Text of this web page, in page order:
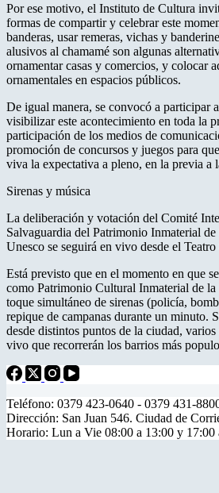
Por ese motivo, el Instituto de Cultura
formas de compartir y celebrar este
banderas, usar remeras, vichas y
alusivos al chamamé son algunas
ornamentar casas y comercios, y colocar
ornamentales en espacios públicos.
De igual manera, se convocó a participar
visibilizar este acontecimiento en toda la
participación de los medios de
promoción de concursos y juegos para
viva la expectativa a pleno, en la previa a
Sirenas y música
La deliberación y votación del Comité
Salvaguardia del Patrimonio Inmaterial
Unesco se seguirá en vivo desde el
Está previsto que en el momento en que
como Patrimonio Cultural Inmaterial de
toque simultáneo de sirenas (policía,
repique de campanas durante un minuto.
desde distintos puntos de la ciudad,
vivo que recorrerán los barrios más
Teléfono: 0379 423-0640 - 0379 431-
Dirección: San Juan 546. Ciudad de
Horario: Lun a Vie 08:00 a 13:00 y 17:00